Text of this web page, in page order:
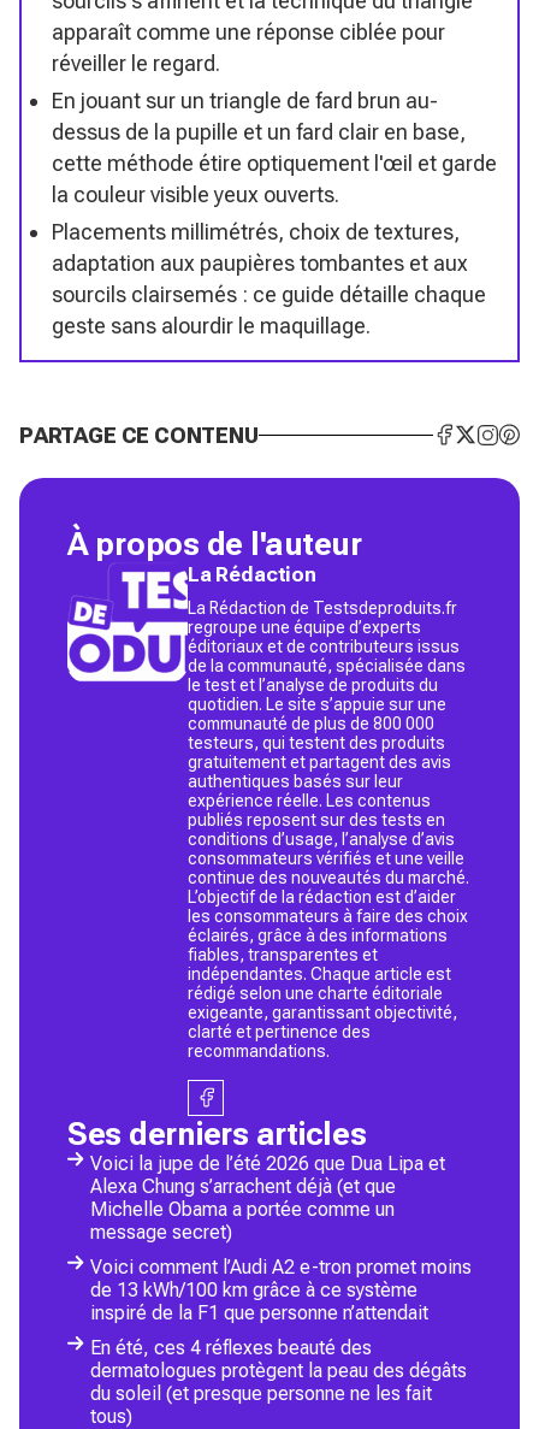
apparaît comme une réponse ciblée pour
réveiller le regard.
En jouant sur un triangle de fard brun au-
dessus de la pupille et un fard clair en base,
cette méthode étire optiquement l'œil et garde
la couleur visible yeux ouverts.
Placements millimétrés, choix de textures,
adaptation aux paupières tombantes et aux
sourcils clairsemés : ce guide détaille chaque
geste sans alourdir le maquillage.
PARTAGE CE CONTENU
À propos de l'auteur
La Rédaction
La Rédaction de Testsdeproduits.fr
regroupe une équipe d’experts
éditoriaux et de contributeurs issus
de la communauté, spécialisée dans
le test et l’analyse de produits du
quotidien. Le site s’appuie sur une
communauté de plus de 800 000
testeurs, qui testent des produits
gratuitement et partagent des avis
authentiques basés sur leur
expérience réelle. Les contenus
publiés reposent sur des tests en
conditions d’usage, l’analyse d’avis
consommateurs vérifiés et une veille
continue des nouveautés du marché.
L’objectif de la rédaction est d’aider
les consommateurs à faire des choix
éclairés, grâce à des informations
fiables, transparentes et
indépendantes. Chaque article est
rédigé selon une charte éditoriale
exigeante, garantissant objectivité,
clarté et pertinence des
recommandations.
Ses derniers articles
Voici la jupe de l’été 2026 que Dua Lipa et
Alexa Chung s’arrachent déjà (et que
Michelle Obama a portée comme un
message secret)
Voici comment l’Audi A2 e-tron promet moins
de 13 kWh/100 km grâce à ce système
inspiré de la F1 que personne n’attendait
En été, ces 4 réflexes beauté des
dermatologues protègent la peau des dégâts
du soleil (et presque personne ne les fait
tous)